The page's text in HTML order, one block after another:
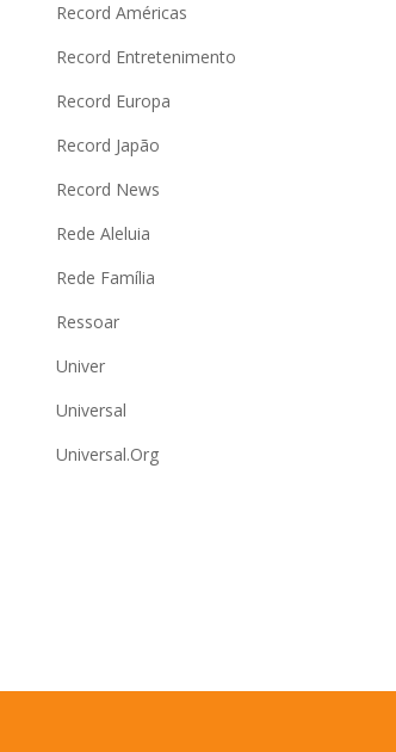
Record Américas
Record Entretenimento
Record Europa
Record Japão
Record News
Rede Aleluia
Rede Família
Ressoar
Univer
Universal
Universal.Org